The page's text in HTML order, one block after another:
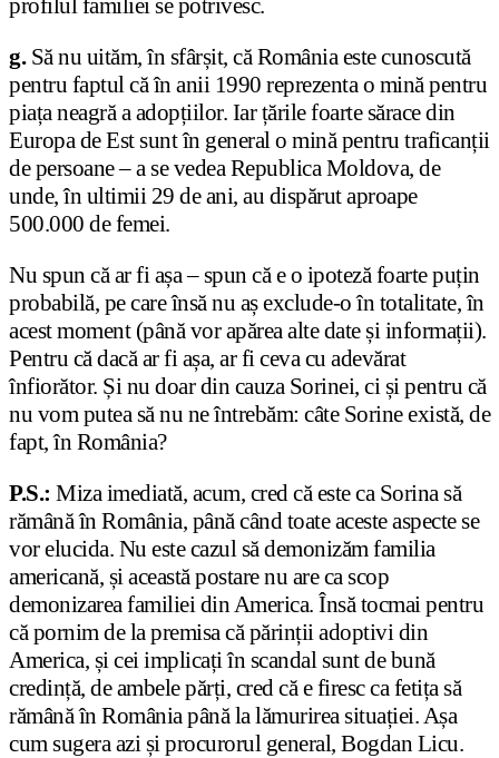
g.Să nu uităm, în sfârșit, că România este cunoscută
pentru faptul că în anii 1990 reprezenta o mină pentru
piața neagră a adopțiilor. Iar țările foarte sărace din
Europa de Est sunt în general o mină pentru traficanții
de persoane – a se vedea Republica Moldova, de
unde, în ultimii 29 de ani, au dispărut aproape
500.000 de femei.
Nu spun că ar fi așa – spun că e o ipoteză foarte puțin
probabilă, pe care însă nu aș exclude-o în totalitate, în
acest moment (până vor apărea alte date și informații).
Pentru că dacă ar fi așa, ar fi ceva cu adevărat
înfiorător. Și nu doar din cauza Sorinei, ci și pentru că
nu vom putea să nu ne întrebăm: câte Sorine există, de
fapt, în România?
P.S.: Miza imediată, acum, cred că este ca Sorina să
rămână în România, până când toate aceste aspecte se
vor elucida. Nu este cazul să demonizăm familia
americană, și această postare nu are ca scop
demonizarea familiei din America. Însă tocmai pentru
că pornim de la premisa că părinții adoptivi din
America, și cei implicați în scandal sunt de bună
credință, de ambele părți, cred că e firesc ca fetița să
rămână în România până la lămurirea situației. Așa
cum sugera azi și procurorul general, Bogdan Licu.